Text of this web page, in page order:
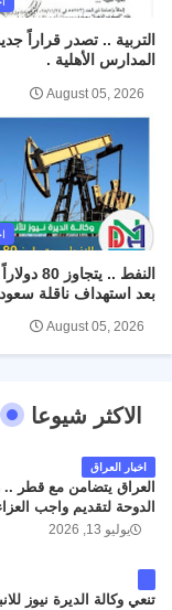
التربية .. تصدر قراراً
المدارس الأهلية .
August 05, 2026
النفط ..
بعد استهداف ناقلة
August 05, 2026
الاكثر شيوعا
اخبار العراق
العراق يتضامن مع قطر ..
الدوحة لتقديم واجب
يوليو 13, 2026
تنعي وكالة الديرة نيوز